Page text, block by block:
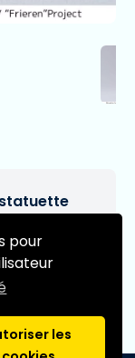
pour
les
statuette
cm